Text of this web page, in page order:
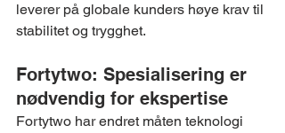
leverer på globale kunders høye krav til
stabilitet og trygghet.
Fortytwo: Spesialisering er
nødvendig for ekspertise
Fortytwo har endret måten teknologi